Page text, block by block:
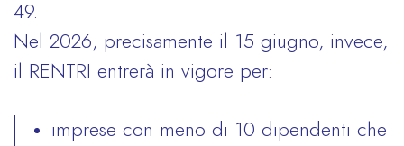
49.
Nel 2026, precisamente il 15 giugno, invece,
il RENTRI entrerà in vigore per:
imprese con meno di 10 dipendenti che